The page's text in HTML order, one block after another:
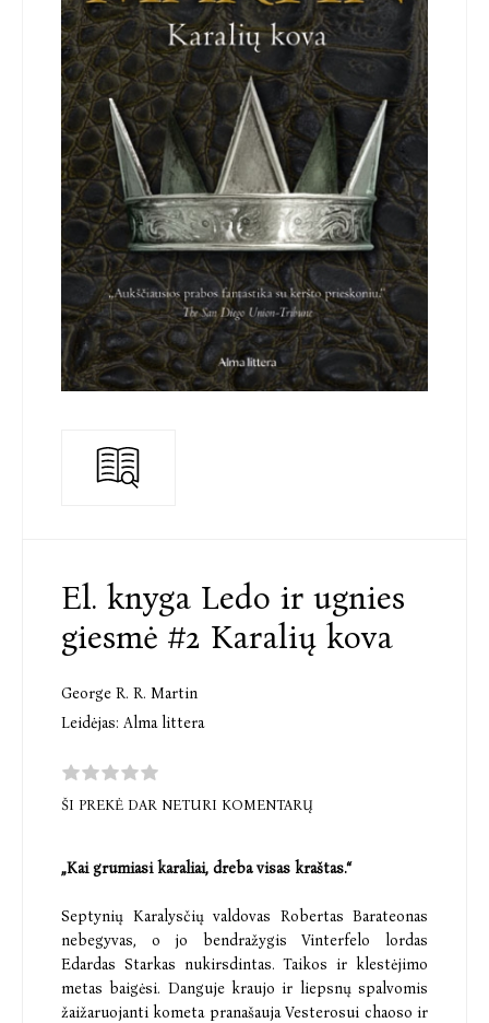
El. knyga Ledo ir ugnies
giesmė #2 Karalių kova
George R. R. Martin
Leidėjas: Alma littera
ŠI PREKĖ DAR NETURI KOMENTARŲ
„Kai grumiasi karaliai, dreba visas kraštas.“
Septynių Karalysčių valdovas Robertas Barateonas
nebegyvas, o jo bendražygis Vinterfelo lordas
Edardas Starkas nukirsdintas. Taikos ir klestėjimo
metas baigėsi. Danguje kraujo ir liepsnų spalvomis
žaižaruojanti kometa pranašauja Vesterosui chaoso ir